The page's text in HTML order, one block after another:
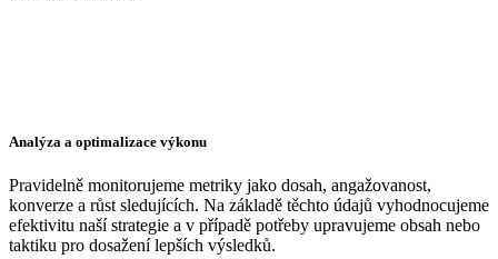
Analýza a optimalizace výkonu
Pravidelně monitorujeme metriky jako dosah, angažovanost,
konverze a růst sledujících. Na základě těchto údajů vyhodnocujeme
efektivitu naší strategie a v případě potřeby upravujeme obsah nebo
taktiku pro dosažení lepších výsledků.